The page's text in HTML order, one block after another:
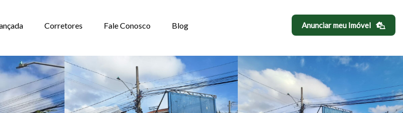
Corretores Fale Conosco Blog Anunciar meu Imóvel
JARDIM DO LAGO,